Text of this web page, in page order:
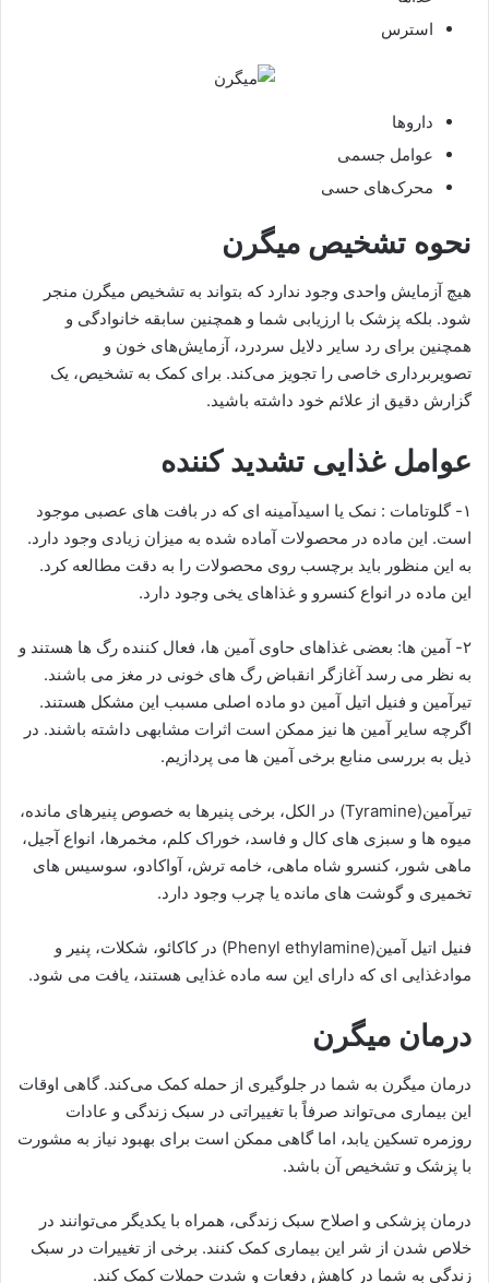
استرس
داروها
عوامل جسمی
محرک‌های حسی
نحوه تشخیص میگرن
هیچ آزمایش واحدی وجود ندارد که بتواند به تشخیص میگرن منجر
شود. بلکه پزشک با ارزیابی شما و همچنین سابقه خانوادگی و
همچنین برای رد سایر دلایل سردرد، آزمایش‌های خون و
تصویربرداری خاصی را تجویز می‌کند. برای کمک به تشخیص، یک
گزارش دقیق از علائم خود داشته باشید.
عوامل غذایی تشدید کننده
۱- گلوتامات : نمک یا اسیدآمینه ای که در بافت های عصبی موجود
است. این ماده در محصولات آماده شده به میزان زیادی وجود دارد.
به این منظور باید برچسب روی محصولات را به دقت مطالعه کرد.
این ماده در انواع کنسرو و غذاهای یخی وجود دارد.
۲- آمین ها: بعضی غذاهای حاوی آمین ها، فعال کننده رگ ها هستند و
به نظر می رسد آغازگر انقباض رگ های خونی در مغز می باشند.
تیرآمین و فنیل اتیل آمین دو ماده اصلی مسبب این مشکل هستند.
اگرچه سایر آمین ها نیز ممکن است اثرات مشابهی داشته باشند. در
ذیل به بررسی منابع برخی آمین ها می پردازیم.
تیرآمین(Tyramine) در الکل، برخی پنیرها به خصوص پنیرهای مانده،
میوه ها و سبزی های کال و فاسد، خوراک کلم، مخمرها، انواع آجیل،
ماهی شور، کنسرو شاه ماهی، خامه ترش، آواکادو، سوسیس های
تخمیری و گوشت های مانده یا چرب وجود دارد.
فنیل اتیل آمین(Phenyl ethylamine) در کاکائو، شکلات، پنیر و
موادغذایی ای که دارای این سه ماده غذایی هستند، یافت می شود.
درمان میگرن
درمان میگرن به شما در جلوگیری از حمله کمک می‌کند. گاهی اوقات
این بیماری می‌تواند صرفاً با تغییراتی در سبک زندگی و عادات
روزمره تسکین یابد، اما گاهی ممکن است برای بهبود نیاز به مشورت
با پزشک و تشخیص آن باشد.
درمان پزشکی و اصلاح سبک زندگی، همراه با یکدیگر می‌توانند در
خلاص شدن از شر این بیماری کمک کنند. برخی از تغییرات در سبک
زندگی به شما در کاهش دفعات و شدت حملات کمک کند.